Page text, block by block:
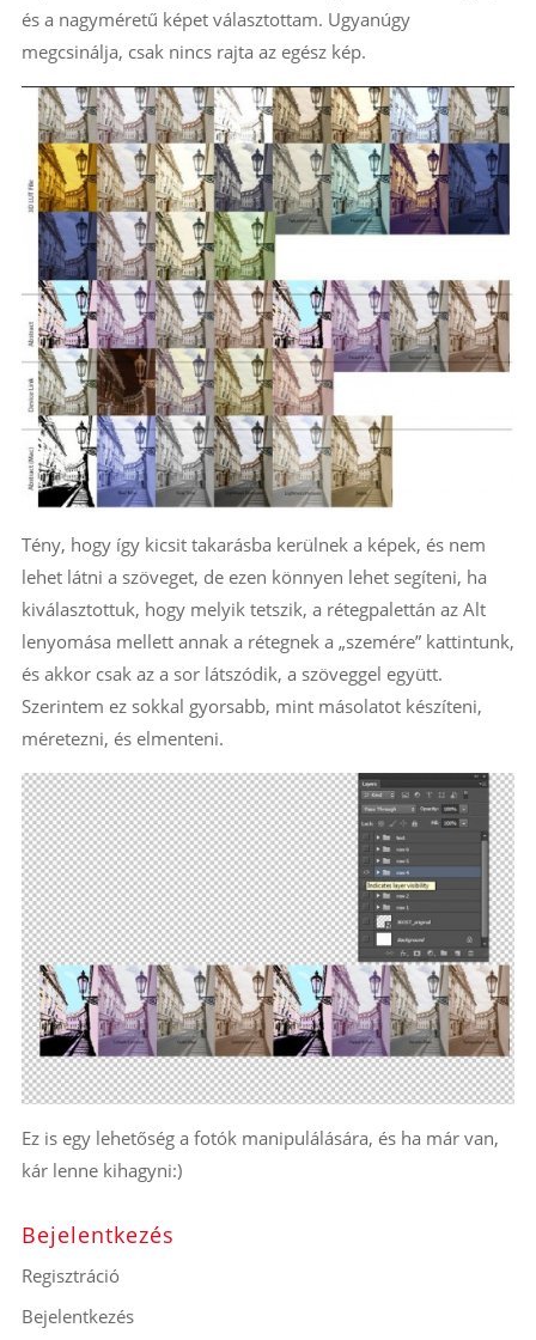
és a nagyméretű képet választottam. Ugyanúgy
megcsinálja, csak nincs rajta az egész kép.
Tény, hogy így kicsit takarásba kerülnek a képek, és nem
lehet látni a szöveget, de ezen könnyen lehet segíteni, ha
kiválasztottuk, hogy melyik tetszik, a rétegpalettán az Alt
lenyomása mellett annak a rétegnek a „szemére” kattintunk,
és akkor csak az a sor látszódik, a szöveggel együtt.
Szerintem ez sokkal gyorsabb, mint másolatot készíteni,
méretezni, és elmenteni.
Ez is egy lehetőség a fotók manipulálására, és ha már van,
kár lenne kihagyni:)
Bejelentkezés
Regisztráció
Bejelentkezés